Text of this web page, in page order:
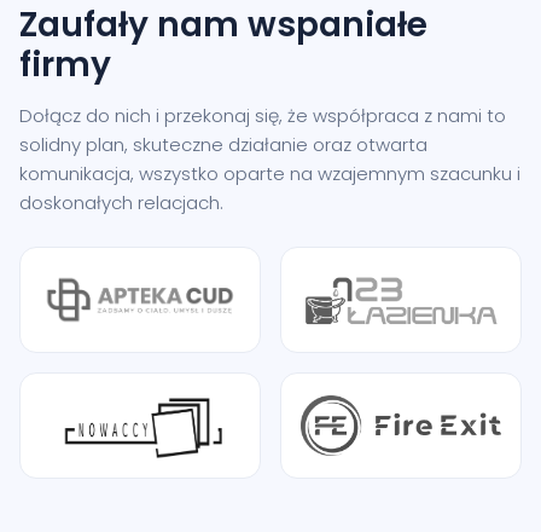
Zaufały nam wspaniałe
firmy
Dołącz do nich i przekonaj się, że współpraca z nami to
solidny plan, skuteczne działanie oraz otwarta
komunikacja, wszystko oparte na wzajemnym szacunku i
doskonałych relacjach.